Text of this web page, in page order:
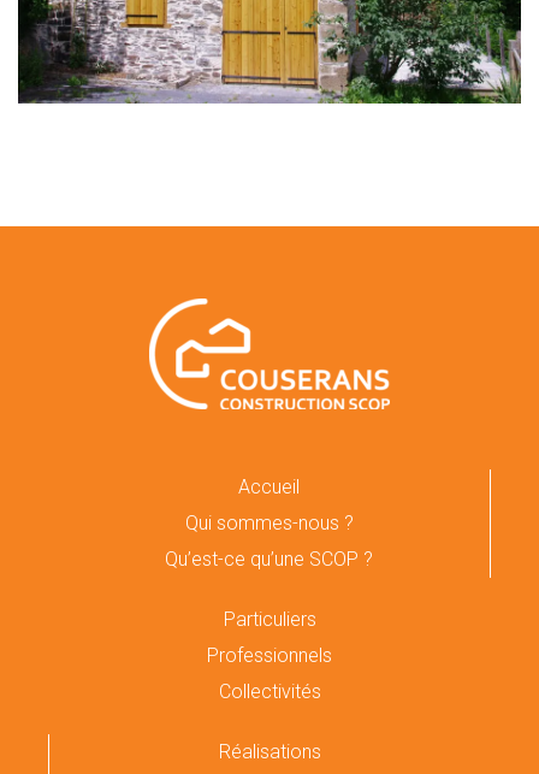
Accueil
Qui sommes-nous ?
Qu’est-ce qu’une SCOP ?
Particuliers
Professionnels
Collectivités
Réalisations